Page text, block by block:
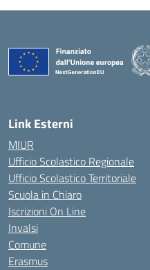
Link Esterni
MIUR
Ufficio Scolastico Regionale
Ufficio Scolastico Territoriale
Scuola in Chiaro
Iscrizioni On Line
Invalsi
Comune
Erasmus